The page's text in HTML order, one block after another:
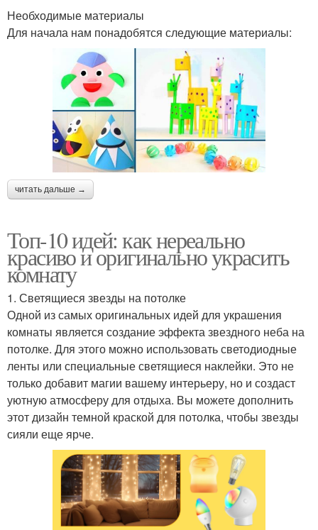
Необходимые материалы
Для начала нам понадобятся следующие материалы:
читать дальше →
Топ-10 идей: как нереально
красиво и оригинально украсить
комнату
1. Светящиеся звезды на потолке
Одной из самых оригинальных идей для украшения
комнаты является создание эффекта звездного неба на
потолке. Для этого можно использовать светодиодные
ленты или специальные светящиеся наклейки. Это не
только добавит магии вашему интерьеру, но и создаст
уютную атмосферу для отдыха. Вы можете дополнить
этот дизайн темной краской для потолка, чтобы звезды
сияли еще ярче.